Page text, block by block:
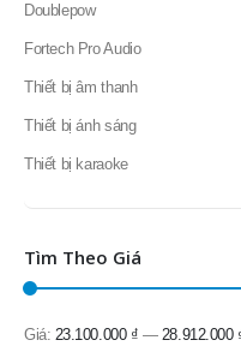
Doublepow
Fortech Pro Audio
Thiết bị âm thanh
Thiết bị ánh sáng
Thiết bị karaoke
Tìm Theo Giá
Giá: 23.100.000 ₫ — 28.912.000